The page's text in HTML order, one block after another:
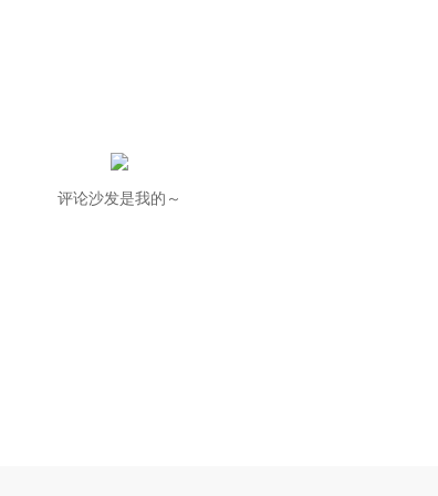
评论沙发是我的～